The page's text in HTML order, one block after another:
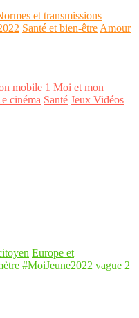
et transmissions
Santé et bien-être Amour
mobile 1 Moi et mon
cinéma Santé Jeux Vidéos
Europe et
#MoiJeune2022 vague 2